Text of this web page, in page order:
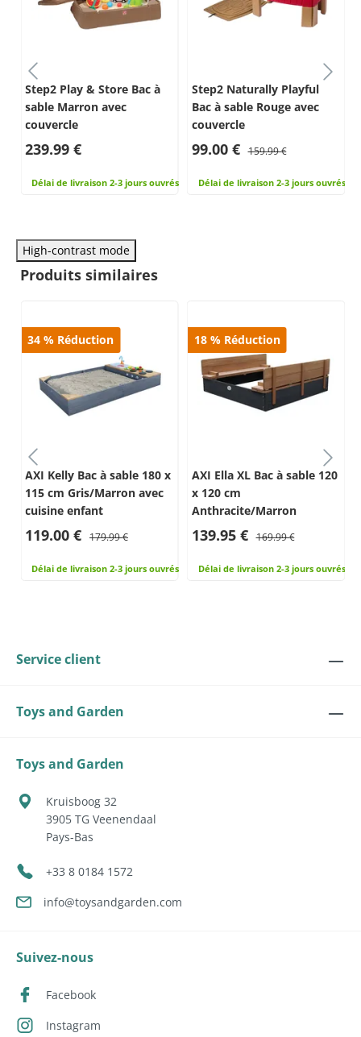
Step2 Play & Store Bac à
sable Marron avec
couvercle
239.99 €
Délai de livraison 2-3 jours ouvrés
Step2 Naturally Playful
Bac à sable Rouge avec
couvercle
99.00 € 159.99 €
Délai de livraison 2-3 jours ouvrés
High-contrast mode
Produits similaires
34 % Réduction
AXI Kelly Bac à sable 180 x
115 cm Gris/Marron avec
cuisine enfant
119.00 € 179.99 €
Délai de livraison 2-3 jours ouvrés
18 % Réduction
AXI Ella XL Bac à sable 120
x 120 cm
Anthracite/Marron
139.95 € 169.99 €
Délai de livraison 2-3 jours ouvrés
Toys and Garden
Kruisboog 32
3905 TG Veenendaal
Pays-Bas
+33 8 0184 1572
info@toysandgarden.com
Service client
Toys and Garden
Suivez-nous
Facebook
Instagram